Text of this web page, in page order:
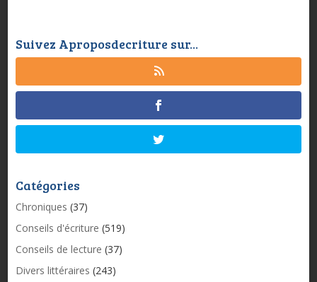
Suivez Aproposdecriture sur...
Catégories
Chroniques (37)
Conseils d'écriture (519)
Conseils de lecture (37)
Divers littéraires (243)